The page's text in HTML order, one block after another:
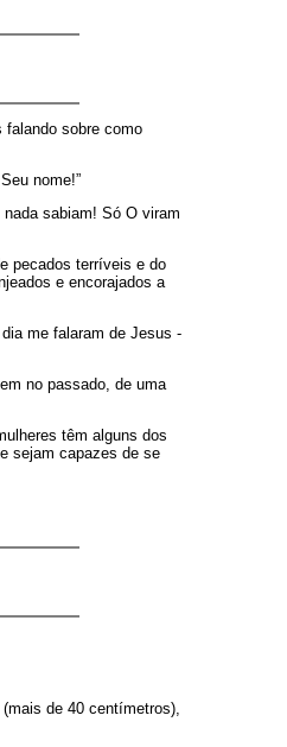
falando sobre como
nome!”
sabiam! Só O viram
pecados terríveis e do
e encorajados a
me falaram de Jesus -
no passado, de uma
têm alguns dos
sejam capazes de se
de 40 centímetros),